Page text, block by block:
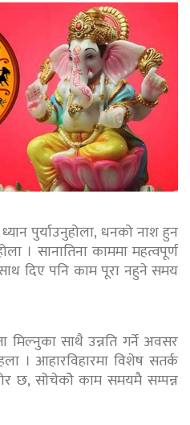
पुर्याउनुहोला, धनको नाश हुन
। सानातिना काममा महत्वपूर्ण
दिए पनि काम पूरा नहुने समय
साथै उन्नति गर्ने अवसर
। आहारविहारमा विशेष सतर्क
छ, सोचेकोे काम समयमै सम्पन्न